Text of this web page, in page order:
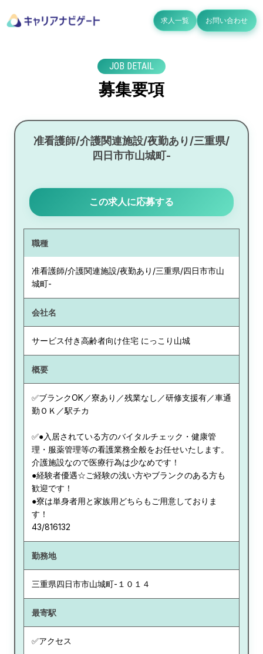
求人一覧 お問い合わせ
JOB DETAIL
募集要項
准看護師/介護関連施設/夜勤あり/三重県/
四日市市山城町-
この求人に応募する
職種
准看護師/介護関連施設/夜勤あり/三重県/四日市市山
城町-
会社名
サービス付き高齢者向け住宅 にっこり山城
概要
✅ブランクOK／寮あり／残業なし／研修支援有／車通
勤ＯＫ／駅チカ
✅●入居されている方のバイタルチェック・健康管
理・服薬管理等の看護業務全般をお任せいたします。
介護施設なので医療行為は少なめです！
●経験者優遇☆ご経験の浅い方やブランクのある方も
歓迎です！
●寮は単身者用と家族用どちらもご用意しておりま
す！
43/816132
勤務地
三重県四日市市山城町-１０１４
最寄駅
✅アクセス